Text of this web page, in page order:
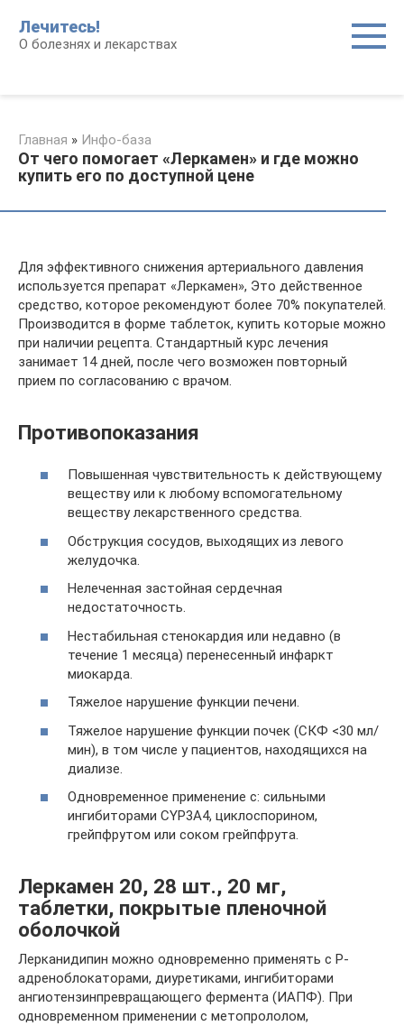
контенту
Лечитесь!
О болезнях и лекарствах
Главная » Инфо-база
От чего помогает «Леркамен» и где можно
купить его по доступной цене
Для эффективного снижения артериального давления
используется препарат «Леркамен», Это действенное
средство, которое рекомендуют более 70% покупателей.
Производится в форме таблеток, купить которые можно
при наличии рецепта. Стандартный курс лечения
занимает 14 дней, после чего возможен повторный
прием по согласованию с врачом.
Противопоказания
Повышенная чувствительность к действующему
веществу или к любому вспомогательному
веществу лекарственного средства.
Обструкция сосудов, выходящих из левого
желудочка.
Нелеченная застойная сердечная
недостаточность.
Нестабильная стенокардия или недавно (в
течение 1 месяца) перенесенный инфаркт
миокарда.
Тяжелое нарушение функции печени.
Тяжелое нарушение функции почек (СКФ <30 мл/
мин), в том числе у пациентов, находящихся на
диализе.
Одновременное применение с: сильными
ингибиторами СYР3А4, циклоспорином,
грейпфрутом или соком грейпфрута.
Леркамен 20, 28 шт., 20 мг,
таблетки, покрытые пленочной
оболочкой
Лерканидипин можно одновременно применять с Р-
адреноблокаторами, диуретиками, ингибиторами
ангиотензинпревращающего фермента (ИАПФ). При
одновременном применении с метопрололом,